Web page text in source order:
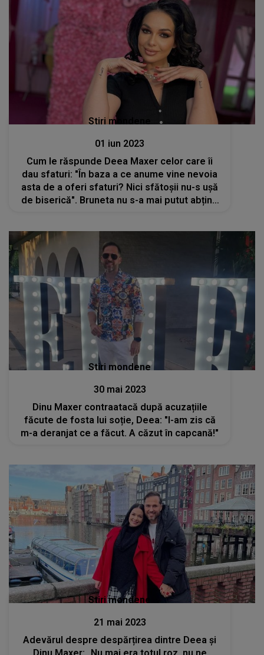
Stiri mondene
01 iun 2023
Cum le răspunde Deea Maxer celor care îi
dau sfaturi: "În baza a ce anume vine nevoia
asta de a oferi sfaturi? Nici sfătoșii nu-s ușă
de biserică". Bruneta nu s-a mai putut abține
Stiri mondene
30 mai 2023
Dinu Maxer contraatacă după acuzațiile
făcute de fosta lui soție, Deea: "I-am zis că
m-a deranjat ce a făcut. A căzut în capcană!"
Stiri mondene
21 mai 2023
Adevărul despre despărțirea dintre Deea și